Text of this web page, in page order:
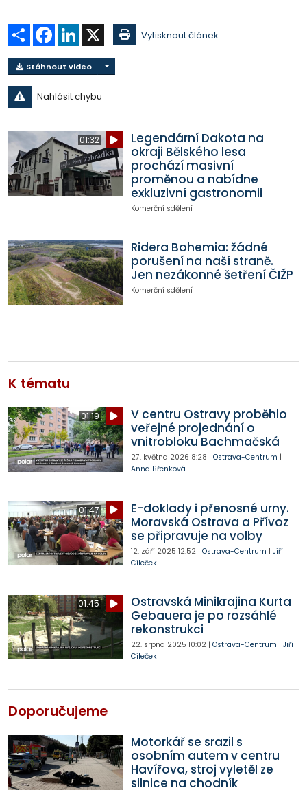
Sdílet Facebook
LinkedIn Vytisknout článek
Stáhnout video
Nahlásit chybu
01:32
Legendární Dakota na
okraji Bělského lesa
prochází masivní
proměnou a nabídne
exkluzivní gastronomii
Komerční sdělení
Ridera Bohemia: žádné
porušení na naší straně.
Jen nezákonné šetření ČIŽP
Komerční sdělení
K tématu
01:19
V centru Ostravy proběhlo
veřejné projednání o
vnitrobloku Bachmačská
27. května 2026 8:28 | Ostrava-Centrum |
Anna Břenková
01:47
E-doklady i přenosné urny.
Moravská Ostrava a Přívoz
se připravuje na volby
12. září 2025 12:52| Ostrava-Centrum | Jiří
Cileček
01:45
Ostravská Minikrajina Kurta
Gebauera je po rozsáhlé
rekonstrukci
22. srpna 2025 10:02| Ostrava-Centrum | Jiří
Cileček
Doporučujeme
Motorkář se srazil s
osobním autem v centru
Havířova, stroj vyletěl ze
silnice na chodník